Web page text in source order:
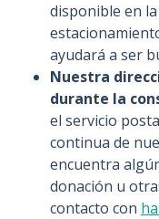
disponible en
ayudará a ser
Nuestra
durante la
el servicio
continua de
encuentra
donación u
contacto con